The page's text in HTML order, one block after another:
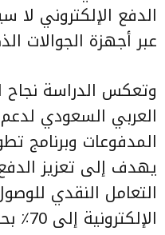
الدفع الإلكتروني
عبر أجهزة الجوالات
وتعكس الدراسة نجاح
العربي السعودي
المدفوعات وبرنامج
يهدف إلى تعزيز
التعامل النقدي
الإلكترونية إلى 70٪ بحلول عام 2030م.